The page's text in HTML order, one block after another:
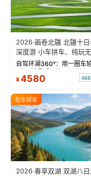
2026·画卷北疆 北疆十
深度游 小车拼车、纯玩
物！
自驾环湖360°：用一圈车
“大西洋最后一滴眼泪”的
蓝。 赛湖旅拍：甄选多款
绝美瞬间。 赛湖坦克300
频：专业摄影师...
¥4580 468
包车拼车
2026·春享双湖 双湖八